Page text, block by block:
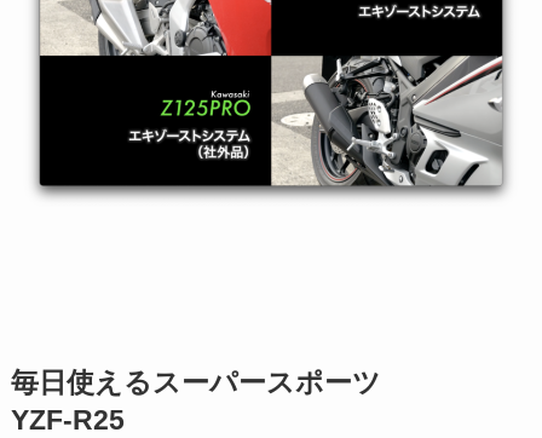
毎日使えるスーパースポーツ
YZF-R25